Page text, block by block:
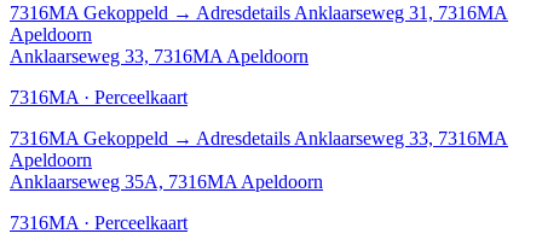
7316MA Gekoppeld → Adresdetails Anklaarseweg 31, 7316MA
Apeldoorn
Anklaarseweg 33, 7316MA Apeldoorn
7316MA · Perceelkaart
7316MA Gekoppeld → Adresdetails Anklaarseweg 33, 7316MA
Apeldoorn
Anklaarseweg 35A, 7316MA Apeldoorn
7316MA · Perceelkaart